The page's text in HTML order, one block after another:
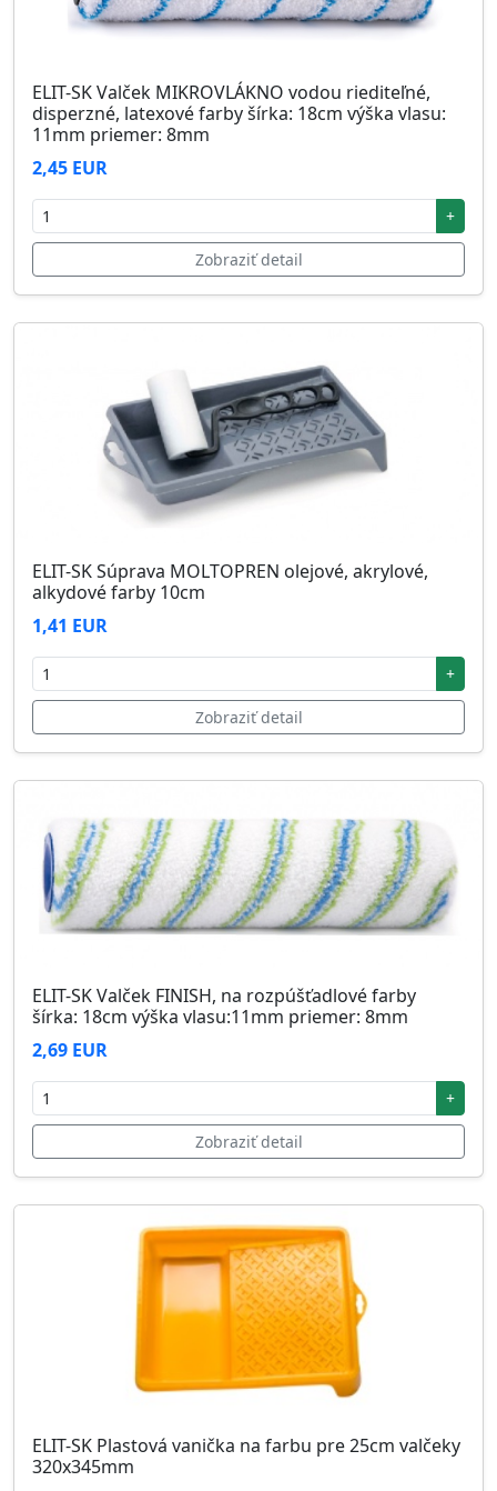
ELIT-SK Valček MIKROVLÁKNO vodou riediteľné,
disperzné, latexové farby šírka: 18cm výška vlasu:
11mm priemer: 8mm
2,45 EUR
+
Zobraziť detail
ELIT-SK Súprava MOLTOPREN olejové, akrylové,
alkydové farby 10cm
1,41 EUR
+
Zobraziť detail
ELIT-SK Valček FINISH, na rozpúšťadlové farby
šírka: 18cm výška vlasu:11mm priemer: 8mm
2,69 EUR
+
Zobraziť detail
ELIT-SK Plastová vanička na farbu pre 25cm valčeky
320x345mm